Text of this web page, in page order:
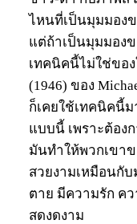
ไหนที่เป็นมุมมอง
แต่ถ้าเป็นมุมมอง
เทคนิคนี้ไม่ใช่ของ
(1946) ของ
ก็เคยใช้เทคนิคนี้
แบบนี้ เพราะต้อง
มันทำให้พวกเขา
สวยงามเหมือนกั
ตาย มีความรัก ค
สดงดงาม